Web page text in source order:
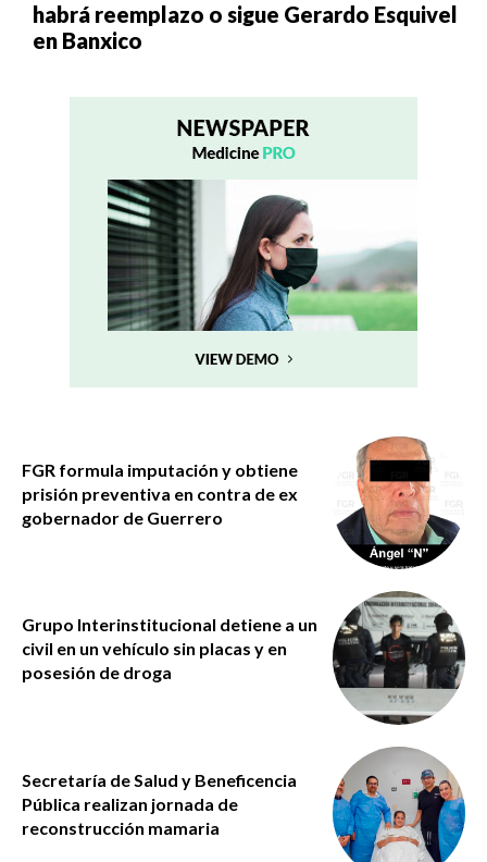
habrá reemplazo o sigue Gerardo Esquivel
en Banxico
FGR formula imputación y obtiene
prisión preventiva en contra de ex
gobernador de Guerrero
Grupo Interinstitucional detiene a un
civil en un vehículo sin placas y en
posesión de droga
Secretaría de Salud y Beneficencia
Pública realizan jornada de
reconstrucción mamaria